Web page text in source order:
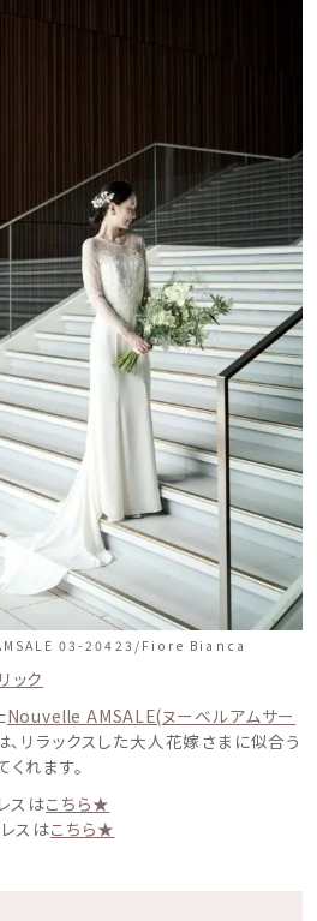
AMSALE 03-20423/Fiore Bianca
ック
Nouvelle AMSALE(ヌーベルアムサー
、リラックスした大人花嫁さまに似合う
れます。
スはこちら★
スはこちら★